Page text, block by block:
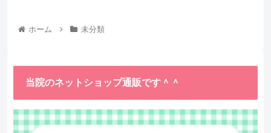
ホーム 未分類
当院のネットショップ通販です＾＾